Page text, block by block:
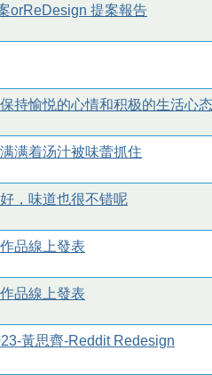
orReDesign 提案報告
持愉悦的心情和积极的生活心态
满着汤汁被味蕾抓住
，味道也很不错呢
品線上發表
品線上發表
黃思齊-Reddit Redesign